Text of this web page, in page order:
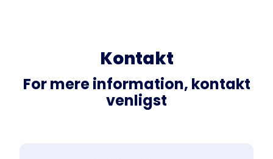
Kontakt
For mere information, kontakt
venligst